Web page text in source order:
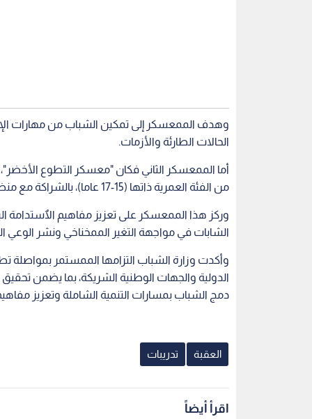
وهدف الممعسكر إلى تمكين الشباب من مهارات
الحالات الطارئة والأزمات.
من الفئة العمرية ذاتها (15-17 عاما)، بالشراكة مع منظمة اليونيسيف ومؤسسة أجيال السلام.
وركز هذا الممعسكر على تعزيز مفاهيم الٱستدامة
الشابات في مواجهة التغير الممخناخي ونشر الوعي
وأكدت وزارة الشباب التزامها الممستمر بمواصلة
الدولية والجهات الوطنية الشريكة، بما يضمن
دمج الشباب بمسارات التنمية الشاملة وتعزيز
العقبة تدريبات
اقرأ أيضاً